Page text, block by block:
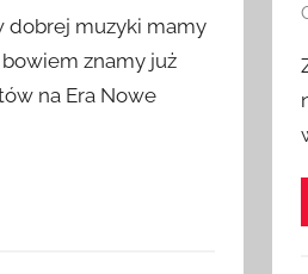
dobrej muzyki mamy
znamy już
na Era Nowe